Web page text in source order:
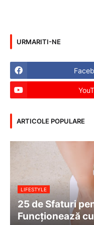
URMARITI-NE
ARTICOLE POPULARE
LIFESTYLE
25 de Sfaturi
Funcționează